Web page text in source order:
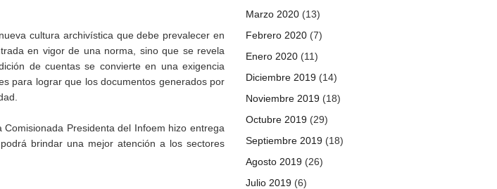
cultura archivística que debe prevalecer en
en vigor de una norma, sino que se revela
de cuentas se convierte en una exigencia
para lograr que los documentos generados por
Presidenta del Infoem hizo entrega
brindar una mejor atención a los sectores
Marzo 2020 (13)
Febrero 2020 (7)
Enero 2020 (11)
Diciembre 2019 (14)
Noviembre 2019 (18)
Octubre 2019 (29)
Septiembre 2019 (18)
Agosto 2019 (26)
Julio 2019 (6)